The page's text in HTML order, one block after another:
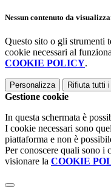
Nessun contenuto da
Questo sito o gli strumenti
cookie necessari al
COOKIE POLICY.
Personalizza Rifiuta tutti i
Gestione cookie
In questa schermata è
I cookie necessari sono
piattaforma e non è
Per conoscere quali sono i
visionare la COOKIE